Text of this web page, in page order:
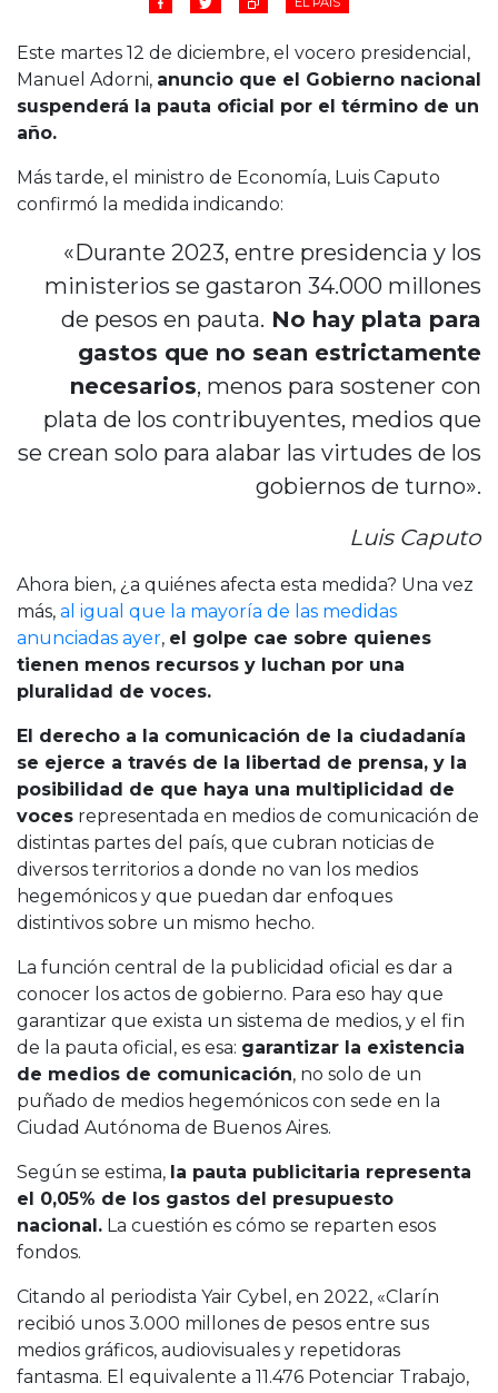
Este martes 12 de diciembre, el vocero presidencial,
Manuel Adorni, anuncio que el Gobierno nacional
suspenderá la pauta oficial por el término de un
año.
Más tarde, el ministro de Economía, Luis Caputo
confirmó la medida indicando:
«Durante 2023, entre presidencia y los
ministerios se gastaron 34.000 millones
de pesos en pauta. No hay plata para
gastos que no sean estrictamente
necesarios, menos para sostener con
plata de los contribuyentes, medios que
se crean solo para alabar las virtudes de los
gobiernos de turno».
Luis Caputo
Ahora bien, ¿a quiénes afecta esta medida? Una vez
más, al igual que la mayoría de las medidas
anunciadas ayer, el golpe cae sobre quienes
tienen menos recursos y luchan por una
pluralidad de voces.
El derecho a la comunicación de la ciudadanía
se ejerce a través de la libertad de prensa, y la
posibilidad de que haya una multiplicidad de
voces representada en medios de comunicación de
distintas partes del país, que cubran noticias de
diversos territorios a donde no van los medios
hegemónicos y que puedan dar enfoques
distintivos sobre un mismo hecho.
La función central de la publicidad oficial es dar a
conocer los actos de gobierno. Para eso hay que
garantizar que exista un sistema de medios, y el fin
de la pauta oficial, es esa: garantizar la existencia
de medios de comunicación, no solo de un
puñado de medios hegemónicos con sede en la
Ciudad Autónoma de Buenos Aires.
Según se estima, la pauta publicitaria representa
el 0,05% de los gastos del presupuesto
nacional. La cuestión es cómo se reparten esos
fondos.
Citando al periodista Yair Cybel, en 2022, «Clarín
recibió unos 3.000 millones de pesos entre sus
medios gráficos, audiovisuales y repetidoras
fantasma. El equivalente a 11.476 Potenciar Trabajo,